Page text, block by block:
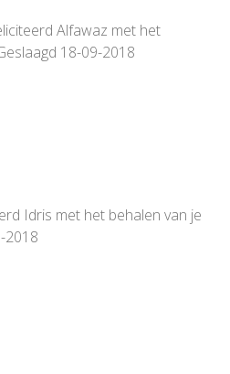
Alfawaz met het
18-09-2018
Idris met het behalen van je
2018